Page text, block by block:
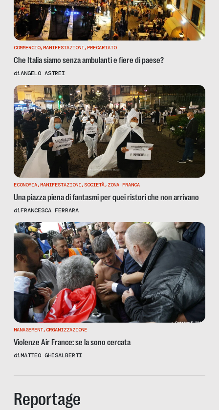
COMMERCIO,MANIFESTAZIONI,PRECARIATO
Che Italia siamo senza ambulanti e fiere di paese?
diANGELO ASTREI
ECONOMIA,MANIFESTAZIONI, SOCIETÀ, ZONA FRANCA
Una piazza piena di fantasmi per quei ristori che non arrivano
diFRANCESCA FERRARA
MANAGEMENT,ORGANIZZAZIONE
Violenze Air France: se la sono cercata
diMATTEO GHISALBERTI
Reportage